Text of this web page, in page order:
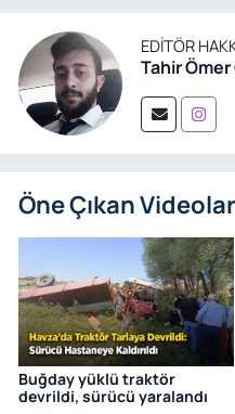
EDITÖR
Tahir
Öne Çıkan Videolar
Buğday yüklü traktör
devrildi, sürücü yaralandı